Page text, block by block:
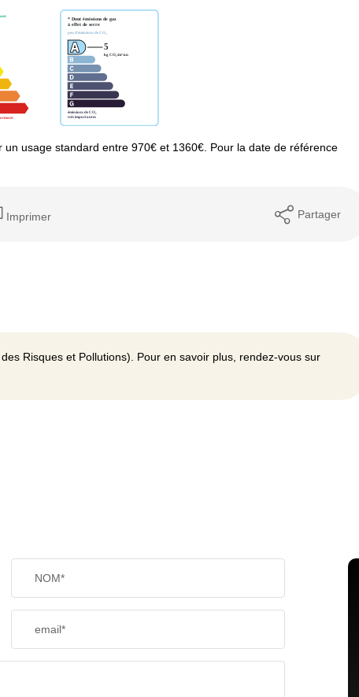
usage standard entre 970€ et 1360€. Pour la date de référence
Imprimer Partager
Risques et Pollutions). Pour en savoir plus, rendez-vous sur
NOM*
email*